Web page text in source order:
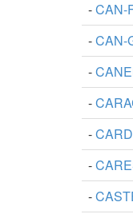
-CAN-
-CAN-
-
-
-
-
-